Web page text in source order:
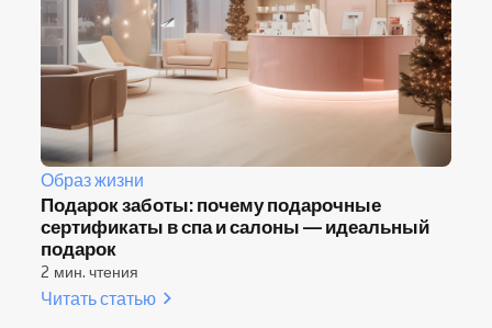
Образ жизни
Подарок заботы: почему подарочные
сертификаты в спа и салоны — идеальный
подарок
2 мин. чтения
Читать статью